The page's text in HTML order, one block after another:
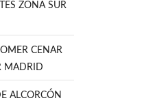
ZONA SUR
CENAR
MADRID
ALCORCÓN